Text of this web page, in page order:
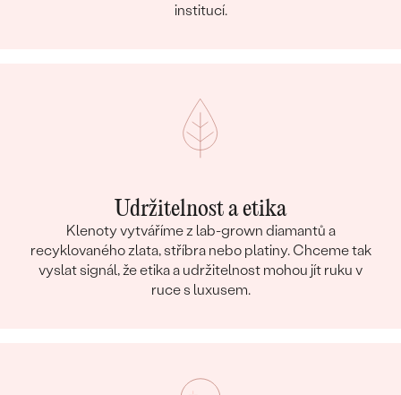
institucí.
Udržitelnost a etika
Klenoty vytváříme z lab-grown diamantů a
recyklovaného zlata, stříbra nebo platiny. Chceme tak
vyslat signál, že etika a udržitelnost mohou jít ruku v
ruce s luxusem.